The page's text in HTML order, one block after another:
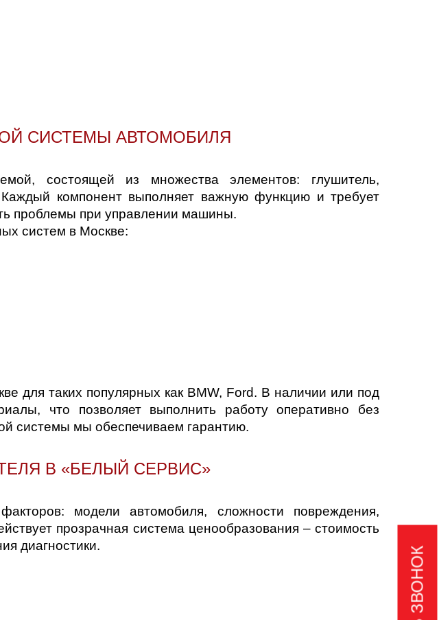
СИСТЕМЫ АВТОМОБИЛЯ
состоящей из множества элементов: глушитель,
компонент выполняет важную функцию и требует
проблемы при управлении машины.
систем в Москве:
для таких популярных как BMW, Ford. В наличии или под
что позволяет выполнить работу оперативно без
системы мы обеспечиваем гарантию.
В «БЕЛЫЙ СЕРВИС»
модели автомобиля, сложности повреждения,
прозрачная система ценообразования – стоимость
диагностики.